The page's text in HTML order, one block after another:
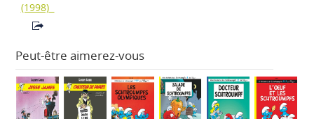
(1998)
Peut-être aimerez-vous